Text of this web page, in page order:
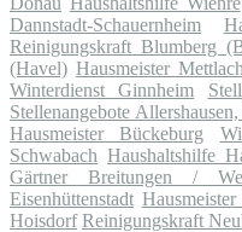
Dannstadt-Schauernheim
Reinigungskraft Blumberg
(Havel) Hausmeister Mettlach
Winterdienst Ginnheim
Stellenangebote
Hausmeister Bückeburg
Schwabach Haushaltshilfe
Gärtner Breitungen /
Eisenhüttenstadt
Hoisdorf Reinigungskraft